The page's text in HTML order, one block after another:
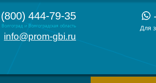
444-79-35
Волгоград и Волгоградская область
info@prom-gbi.ru
Для